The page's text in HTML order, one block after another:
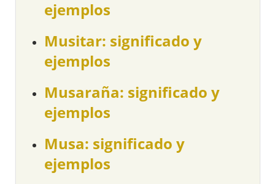
ejemplos
Musitar: significado y
ejemplos
Musaraña: significado y
ejemplos
Musa: significado y
ejemplos